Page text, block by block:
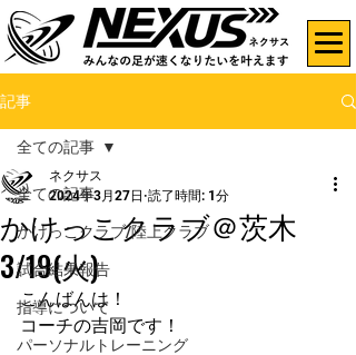
記事
全ての記事
かけっこクラブ/陸上クラブ
試合結果報告
指導について
パーソナルトレーニング
全ての記事
かけっこクラブ＠茨木
3/19(火)
ネクサス
2024年3月27日 読了時間: 1分
こんばんは！
コーチの吉岡です！